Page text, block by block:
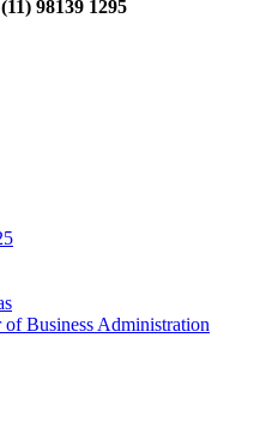
98139 1295
Business Administration